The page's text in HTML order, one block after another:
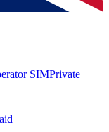
SIMPrivate